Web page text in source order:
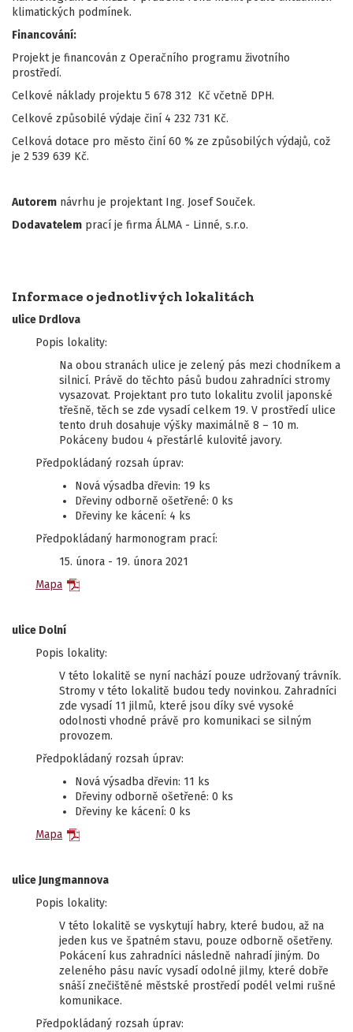
klimatických podmínek.
Financování:
Projekt je financován z Operačního programu životního
prostředí.
Celkové náklady projektu 5 678 312 Kč včetně DPH.
Celkové způsobilé výdaje činí 4 232 731 Kč.
Celková dotace pro město činí 60 % ze způsobilých výdajů, což
je 2 539 639 Kč.
Autorem návrhu je projektant Ing. Josef Souček.
Dodavatelem prací je firma ÁLMA - Linné, s.r.o.
Informace o jednotlivých lokalitách
ulice Drdlova
Popis lokality:
Na obou stranách ulice je zelený pás mezi chodníkem a
silnicí. Právě do těchto pásů budou zahradníci stromy
vysazovat. Projektant pro tuto lokalitu zvolil japonské
třešně, těch se zde vysadí celkem 19. V prostředí ulice
tento druh dosahuje výšky maximálně 8 – 10 m.
Pokáceny budou 4 přestárlé kulovité javory.
Předpokládaný rozsah úprav:
Nová výsadba dřevin: 19 ks
Dřeviny odborně ošetřené: 0 ks
Dřeviny ke kácení: 4 ks
Předpokládaný harmonogram prací:
15. února - 19. února 2021
Mapa
ulice Dolní
Popis lokality:
V této lokalitě se nyní nachází pouze udržovaný trávník.
Stromy v této lokalitě budou tedy novinkou. Zahradníci
zde vysadí 11 jilmů, které jsou díky své vysoké
odolnosti vhodné právě pro komunikaci se silným
provozem.
Předpokládaný rozsah úprav:
Nová výsadba dřevin: 11 ks
Dřeviny odborně ošetřené: 0 ks
Dřeviny ke kácení: 0 ks
Mapa
ulice Jungmannova
Popis lokality:
V této lokalitě se vyskytují habry, které budou, až na
jeden kus ve špatném stavu, pouze odborně ošetřeny.
Pokácení kus zahradníci následně nahradí jiným. Do
zeleného pásu navíc vysadí odolné jilmy, které dobře
snáší znečištěné městské prostředí podél velmi rušné
komunikace.
Předpokládaný rozsah úprav: